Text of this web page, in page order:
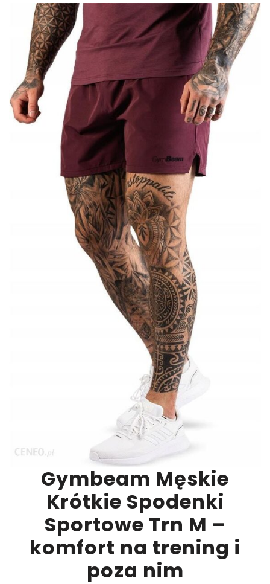
Gymbeam Męskie
Krótkie Spodenki
Sportowe Trn M –
komfort na trening i
poza nim